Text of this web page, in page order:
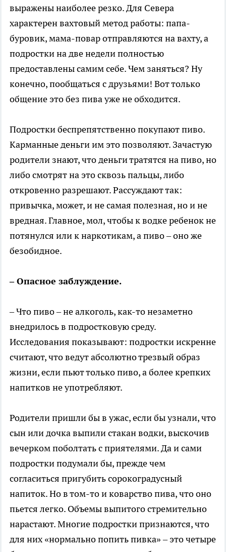
выражены наиболее резко. Для Севера
характерен вахтовый метод работы: папа-
буровик, мама-повар отправляются на вахту, а
подростки на две недели полностью
предоставлены самим себе. Чем заняться? Ну
конечно, пообщаться с друзьями! Вот только
общение это без пива уже не обходится.
Подростки беспрепятственно покупают пиво.
Карманные деньги им это позволяют. Зачастую
родители знают, что деньги тратятся на пиво, но
либо смотрят на это сквозь пальцы, либо
откровенно разрешают. Рассуждают так:
привычка, может, и не самая полезная, но и не
вредная. Главное, мол, чтобы к водке ребенок не
потянулся или к наркотикам, а пиво – оно же
безобидное.
– Опасное заблуждение.
– Что пиво – не алкоголь, как-то незаметно
внедрилось в подростковую среду.
Исследования показывают: подростки искренне
считают, что ведут абсолютно трезвый образ
жизни, если пьют только пиво, а более крепких
напитков не употребляют.
Родители пришли бы в ужас, если бы узнали, что
сын или дочка выпили стакан водки, выскочив
вечерком поболтать с приятелями. Да и сами
подростки подумали бы, прежде чем
согласиться пригубить сорокоградусный
напиток. Но в том-то и коварство пива, что оно
пьется легко. Объемы выпитого стремительно
нарастают. Многие подростки признаются, что
для них «нормально попить пивка» – это четыре